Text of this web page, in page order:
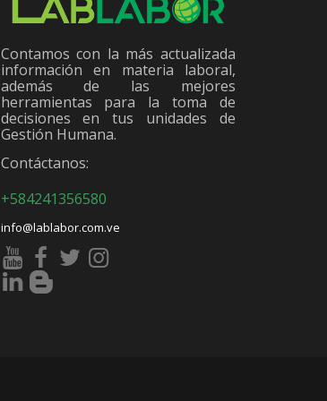
Contamos con la más actualizada
información en materia laboral,
además de las mejores
herramientas para la toma de
decisiones en tus unidades de
Gestión Humana.
Contáctanos:
+584241356580
info@lablabor.com.ve